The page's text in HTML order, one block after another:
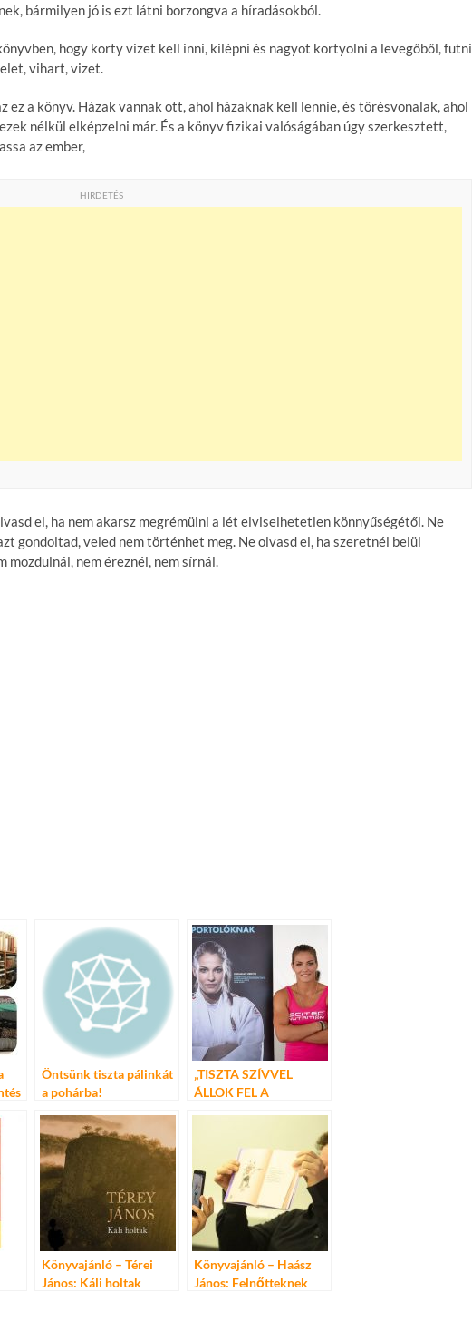
bármilyen jó is ezt látni borzongva a híradásokból.
hogy korty vizet kell inni, kilépni és nagyot kortyolni a levegőből, futni
vihart, vizet.
ez a könyv. Házak vannak ott, ahol házaknak kell lennie, és törésvonalak, ahol
nélkül elképzelni már. És a könyv fizikai valóságában úgy szerkesztett,
az ember,
HIRDETÉS
el, ha nem akarsz megrémülni a lét elviselhetetlen könnyűségétől. Ne
gondoltad, veled nem történhet meg. Ne olvasd el, ha szeretnél belül
mozdulnál, nem éreznél, nem sírnál.
Öntsünk tiszta pálinkát
a pohárba!
„TISZTA SZÍVVEL
ÁLLOK FEL A
Könyvajánló – Térei
János: Káli holtak
Könyvajánló – Haász
János: Felnőtteknek